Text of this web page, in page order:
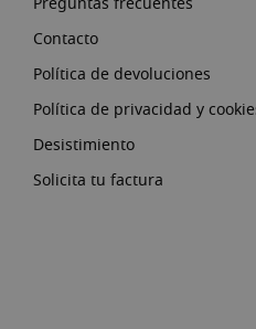
Contacto
Política de devoluciones
Política de privacidad y
Desistimiento
Solicita tu factura